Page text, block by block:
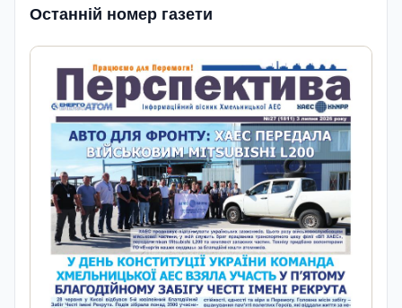
Останній номер газети